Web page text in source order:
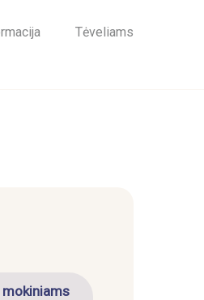
Tėveliams
mokiniams